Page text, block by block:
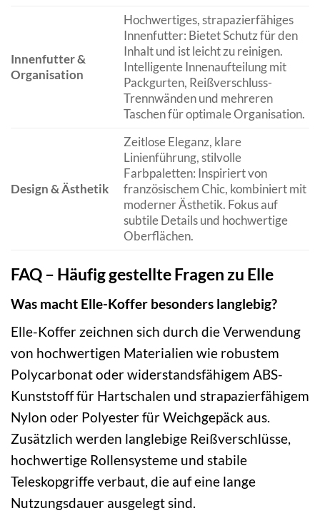
Innenfutter &
Organisation
Hochwertiges, strapazierfähiges
Innenfutter: Bietet Schutz für den
Inhalt und ist leicht zu reinigen.
Intelligente Innenaufteilung mit
Packgurten, Reißverschluss-
Trennwänden und mehreren
Taschen für optimale Organisation.
Design & Ästhetik
Zeitlose Eleganz, klare
Linienführung, stilvolle
Farbpaletten: Inspiriert von
französischem Chic, kombiniert mit
moderner Ästhetik. Fokus auf
subtile Details und hochwertige
Oberflächen.
FAQ – Häufig gestellte Fragen zu Elle
Was macht Elle-Koffer besonders langlebig?
Elle-Koffer zeichnen sich durch die Verwendung
von hochwertigen Materialien wie robustem
Polycarbonat oder widerstandsfähigem ABS-
Kunststoff für Hartschalen und strapazierfähigem
Nylon oder Polyester für Weichgepäck aus.
Zusätzlich werden langlebige Reißverschlüsse,
hochwertige Rollensysteme und stabile
Teleskopgriffe verbaut, die auf eine lange
Nutzungsdauer ausgelegt sind.